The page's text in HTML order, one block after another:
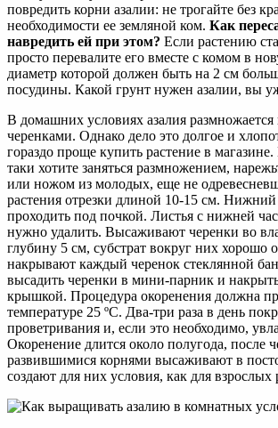
повредить корни азалии: не трогайте без
необходимости ее земляной ком. Как
навредить ей при этом? Если растению
просто перевалите его вместе с комом в
диаметр которой должен быть на 2 см
посудины. Какой грунт нужен азалии, вы
В домашних условиях азалия
черенками. Однако дело это долгое и
гораздо проще купить растение в
таки хотите заняться размножением,
или ножом из молодых, еще не
растения отрезки длиной 10-15 см. Нижний
проходить под почкой. Листья с нижней
нужно удалить. Высаживают черенки во
глубину 5 см, субстрат вокруг них хорошо
накрывают каждый черенок стеклянной
высадить черенки в мини-парник и
крышкой. Процедура окоренения должна
температуре 25 ºC. Два-три раза в день
проветривания и, если это необходимо,
Окоренение длится около полугода, после
развившимися корнями высаживают в
создают для них условия, как для взрослых